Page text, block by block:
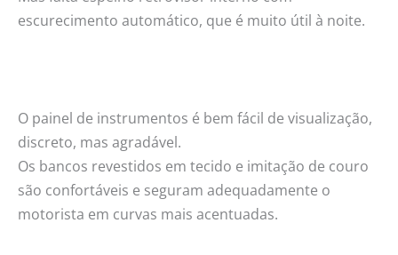
escurecimento automático, que é muito útil à noite.
O painel de instrumentos é bem fácil de visualização,
discreto, mas agradável.
Os bancos revestidos em tecido e imitação de couro
são confortáveis e seguram adequadamente o
motorista em curvas mais acentuadas.